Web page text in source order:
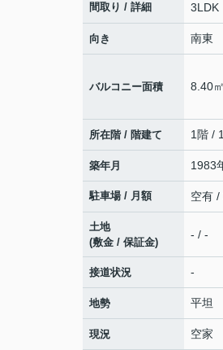
間取り / 詳細 3LDK
向き 南東
バルコニー面積 8.40㎡
所在階 / 階建て 1階 /
築年月 1983
駐車場 / 月額 空有 /
土地
(敷金 / 保証金)
- / -
接道状況 -
地勢 平坦
現況 空家